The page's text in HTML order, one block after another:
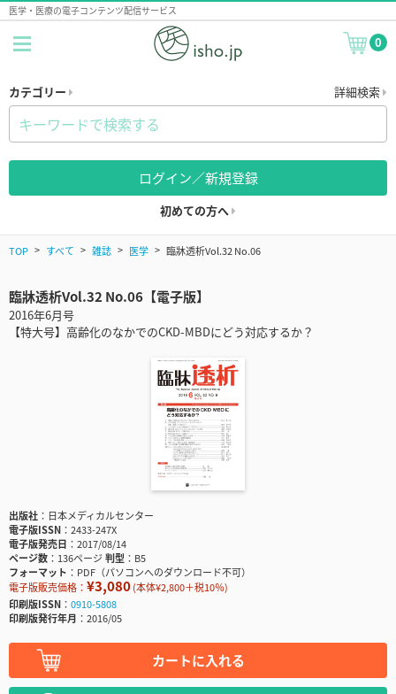
医学・医療の電子コンテンツ配信サービス
0
カテゴリー 詳細検索
ログイン／新規登録
初めての方へ
TOP すべて 雑誌 医学 臨牀透析Vol.32 No.06
臨牀透析Vol.32 No.06【電子版】
2016年6月号
【特大号】高齢化のなかでのCKD-MBDにどう対応するか？
出版社
日本メディカルセンター
電子版ISSN
2433-247X
電子版発売日
2017/08/14
ページ数
136ページ判型
B5
フォーマット
PDF（パソコンへのダウンロード不可）
電子版販売価格： ¥3,080(本体¥2,800＋税10％)
印刷版ISSN
0910-5808
印刷版発行年月
2016/05
カートに入れる